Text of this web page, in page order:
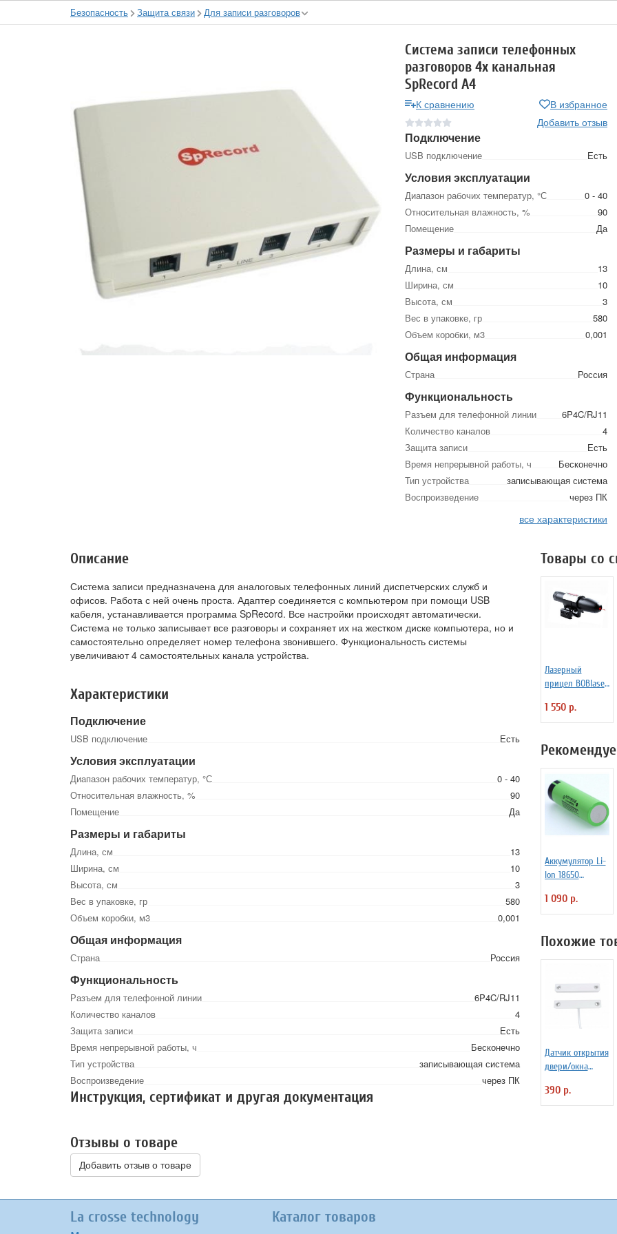
Безопасность Защита связи Для записи разговоров
Система записи телефонных
разговоров 4х канальная
SpRecord A4
К сравнению
В избранное
Добавить отзыв
Подключение
USB подключение Есть
Условия эксплуатации
Диапазон рабочих температур, °С
0 - 40
Относительная влажность, %
90
Помещение
Да
Размеры и габариты
Длина, см
13
Ширина, см
10
Высота, см
3
Вес в упаковке, гр
580
Объем коробки, м3
0,001
Общая информация
Страна Россия
Функциональность
Разъем для телефонной линии
6P4C/RJ11
Количество каналов
4
Защита записи
Есть
Время непрерывной работы, ч
Бесконечно
Тип устройства
записывающая система
Воспроизведение
через ПК
все характеристики
Описание
Система записи предназначена для аналоговых телефонных линий диспетчерских служб и
офисов. Работа с ней очень проста. Адаптер соединяется с компьютером при помощи USB
кабеля, устанавливается программа SpRecord. Все настройки происходят автоматически.
Система не только записывает все разговоры и сохраняет их на жестком диске компьютера, но и
самостоятельно определяет номер телефона звонившего. Функциональность системы
увеличивают 4 самостоятельных канала устройства.
Характеристики
Подключение
USB подключение Есть
Условия эксплуатации
Диапазон рабочих температур, °С
0 - 40
Относительная влажность, %
90
Помещение
Да
Размеры и габариты
Длина, см
13
Ширина, см
10
Высота, см
3
Вес в упаковке, гр
580
Объем коробки, м3
0,001
Общая информация
Страна Россия
Функциональность
Разъем для телефонной линии
6P4C/RJ11
Количество каналов
4
Защита записи
Есть
Время непрерывной работы, ч
Бесконечно
Тип устройства
записывающая система
Воспроизведение
через ПК
Инструкция, сертификат и другая документация
Товары со
Лазерный
прицел BOBlaser
1 550 р.
Аккумулятор Li-
Ion 18650
(ячейка
Panasonic
защиты
1 090 р.
Похожие
Датчик открытия
двери/окна
проводной
390 р.
Отзывы о товаре
Добавить отзыв о товаре
La crosse technology Каталог товаров